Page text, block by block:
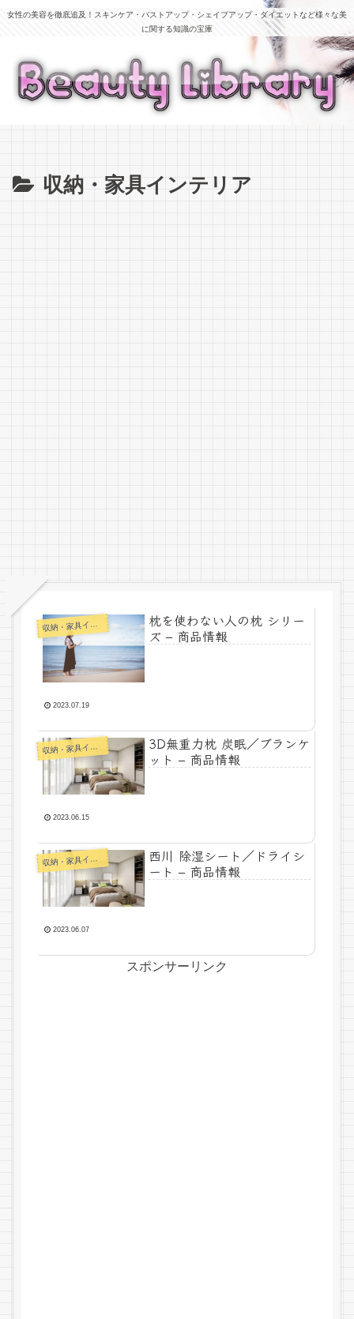
女性の美容を徹底追及！スキンケア・バストアップ・シェイプアップ・ダイエットなど様々な美
に関する知識の宝庫
収納・家具インテリア
収 納・家具インテリア
枕を使わない人の枕 シリー
ズ – 商品情報
2023.07.19
収 納・家具インテリア
3D無重力枕 炭眠／ブランケ
ット – 商品情報
2023.06.15
収 納・家具インテリア
西川 除湿シート／ドライシ
ート – 商品情報
2023.06.07
スポンサーリンク